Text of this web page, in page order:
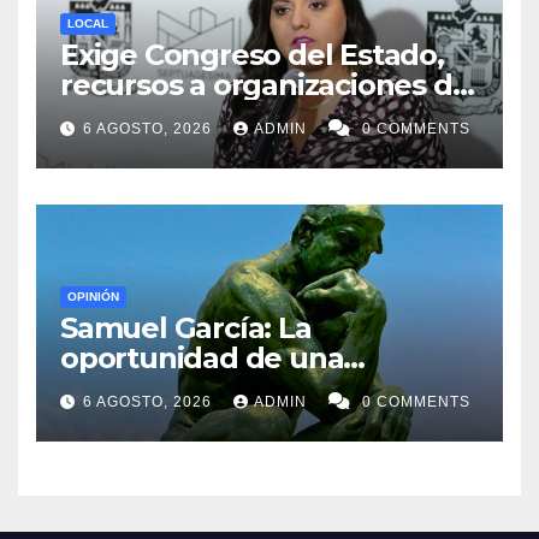
LOCAL
Exige Congreso del Estado,
recursos a organizaciones de
la sociedad civil
6 AGOSTO, 2026 ADMIN 0 COMMENTS
OPINIÓN
Samuel García: La
oportunidad de una
generación
6 AGOSTO, 2026 ADMIN 0 COMMENTS